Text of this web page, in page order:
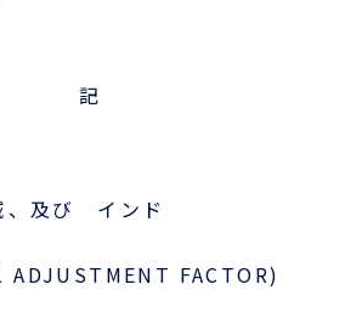
て
LOGIX NET会員規約
記
及び インド
FACTOR)